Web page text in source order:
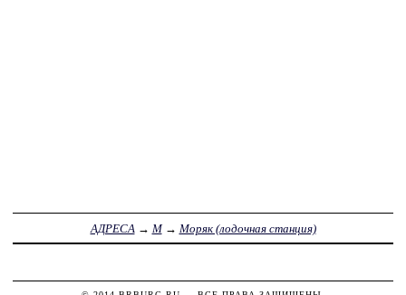
АДРЕСА → М→ Моряк (лодочная станция)